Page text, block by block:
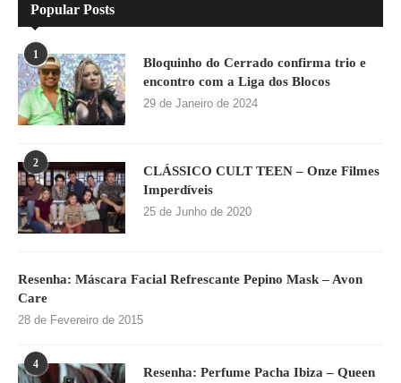
Popular Posts
1
Bloquinho do Cerrado confirma trio e
encontro com a Liga dos Blocos
29 de Janeiro de 2024
2
CLÁSSICO CULT TEEN – Onze Filmes
Imperdíveis
25 de Junho de 2020
Resenha: Máscara Facial Refrescante Pepino Mask – Avon
Care
28 de Fevereiro de 2015
4
Resenha: Perfume Pacha Ibiza – Queen